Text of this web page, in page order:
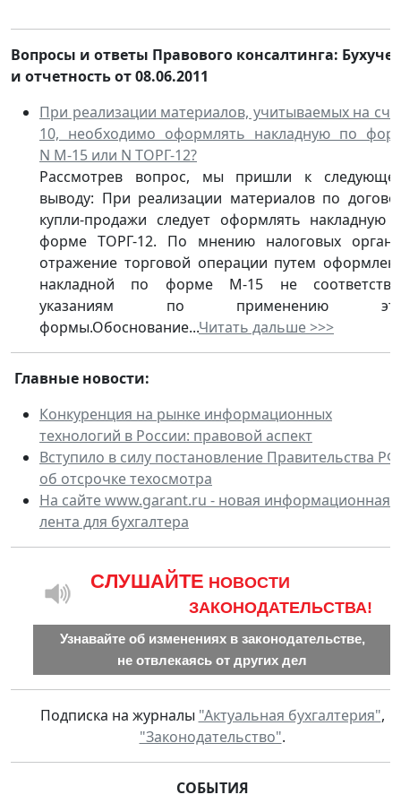
Вопросы и ответы Правового консалтинга: Бухучет
и отчетность от 08.06.2011
При реализации материалов, учитываемых на
10, необходимо оформлять накладную по
N М-15 или N ТОРГ-12?
Рассмотрев вопрос, мы пришли к
выводу: При реализации материалов по
купли-продажи следует оформлять накладную
форме ТОРГ-12. По мнению налоговых
отражение торговой операции путем
накладной по форме М-15 не
указаниям по применению
формы.Обоснование...Читать дальше >>>
Главные новости:
Конкуренция на рынке информационных
технологий в России: правовой аспект
Вступило в силу постановление Правительства РФ
об отсрочке техосмотра
На сайте www.garant.ru - новая информационная
лента для бухгалтера
CЛУШАЙТЕ НОВОСТИ
ЗАКОНОДАТЕЛЬСТВА!
Узнавайте об изменениях в законодательстве,
не отвлекаясь от других дел
Подписка на журналы "Актуальная бухгалтерия",
"Законодательство".
СОБЫТИЯ